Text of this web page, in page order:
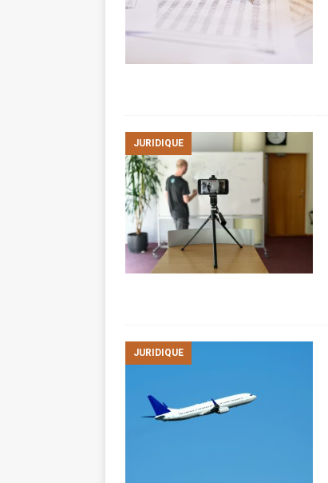
JURIDIQUE
JURIDIQUE